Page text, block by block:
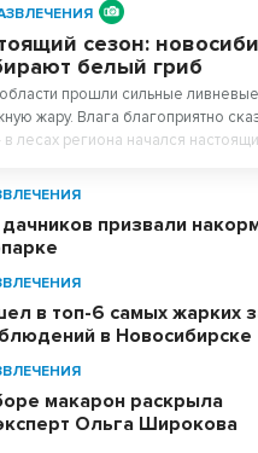
сезон:
белый гриб
прошли сильные
жару. Влага благоприятно
лесах региона начался
призвали
в топ-6 самых жарких
в Новосибирске
макарон раскрыла
Ольга Широкова